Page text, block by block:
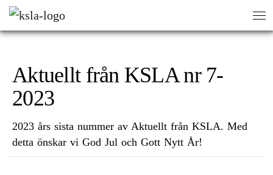
HEM
Aktuellt från KSLA nr 7-
2023
2023 års sista nummer av Aktuellt från KSLA. Med
detta önskar vi God Jul och Gott Nytt År!